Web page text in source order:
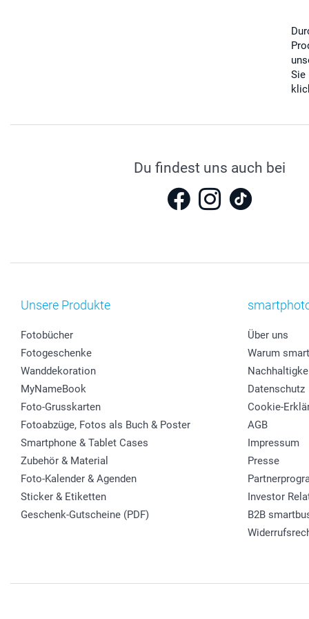
Sie
Du findest uns auch bei
Unsere Produkte
Fotobücher
Fotogeschenke
Wanddekoration
MyNameBook
Foto-Grusskarten
Fotoabzüge, Fotos als Buch & Poster
Smartphone & Tablet Cases
Zubehör & Material
Foto-Kalender & Agenden
Sticker & Etiketten
Geschenk-Gutscheine (PDF)
Über uns
Warum
Datenschutz
Cookie-
AGB
Impressum
Presse
Investor
B2B